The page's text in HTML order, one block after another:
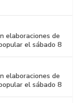
elaboraciones de
el sábado 8
elaboraciones de
el sábado 8